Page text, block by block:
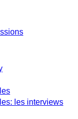
les interviews